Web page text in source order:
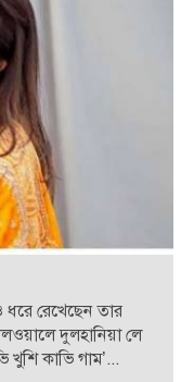
রেখেছেন তার
দুলহানিয়া লে
খুশি কাভি গাম’...